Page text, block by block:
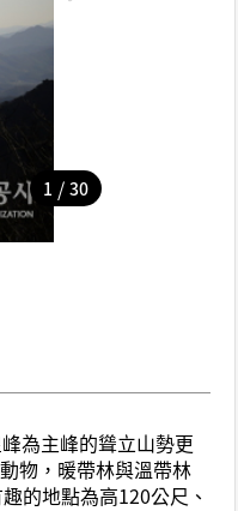
1 / 30
為主峰的聳立山勢更
物，暖帶林與溫帶林
的地點為高120公尺、